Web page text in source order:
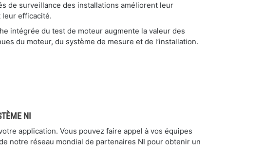
de surveillance des installations améliorent leur
efficacité.
intégrée du test de moteur augmente la valeur des
du moteur, du système de mesure et de l’installation.
NI
application. Vous pouvez faire appel à vos équipes
notre réseau mondial de partenaires NI pour obtenir un